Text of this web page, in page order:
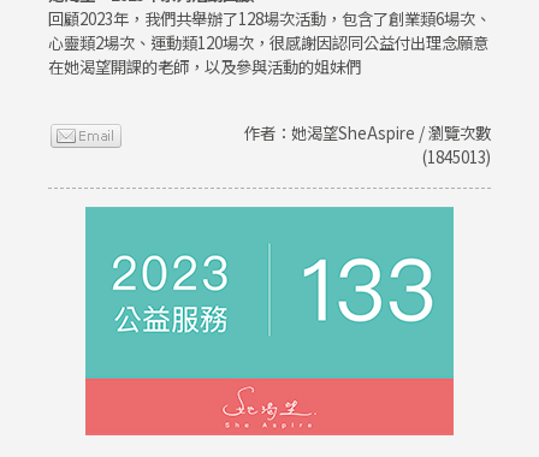
回顧2023年，我們共舉辦了128場次活動，包含了創業類6場次、
心靈類2場次、運動類120場次，很感謝因認同公益付出理念願意
在她渴望開課的老師，以及參與活動的姐妹們
作者：她渴望SheAspire / 瀏覽次數
(1845013)